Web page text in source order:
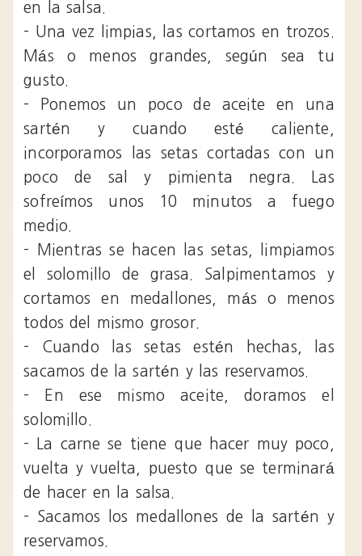
en la salsa.
- Una vez limpias, las cortamos en trozos.
Más o menos grandes, según sea tu
gusto.
- Ponemos un poco de aceite en una
sartén y cuando esté caliente,
incorporamos las setas cortadas con un
poco de sal y pimienta negra. Las
sofreímos unos 10 minutos a fuego
medio.
- Mientras se hacen las setas, limpiamos
el solomillo de grasa. Salpimentamos y
cortamos en medallones, más o menos
todos del mismo grosor.
- Cuando las setas estén hechas, las
sacamos de la sartén y las reservamos.
- En ese mismo aceite, doramos el
solomillo.
- La carne se tiene que hacer muy poco,
vuelta y vuelta, puesto que se terminará
de hacer en la salsa.
- Sacamos los medallones de la sartén y
reservamos.